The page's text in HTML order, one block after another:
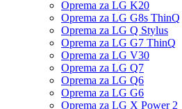
Oprema za LG K20
Oprema za LG G8s ThinQ
Oprema za LG Q Stylus
Oprema za LG G7 ThinQ
Oprema za LG V30
Oprema za LG Q7
Oprema za LG Q6
Oprema za LG G6
Oprema za LG X Power 2